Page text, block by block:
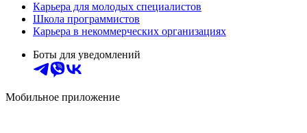
Карьера для молодых специалистов
Школа программистов
Карьера в некоммерческих организациях
Боты для уведомлений
Мобильное приложение